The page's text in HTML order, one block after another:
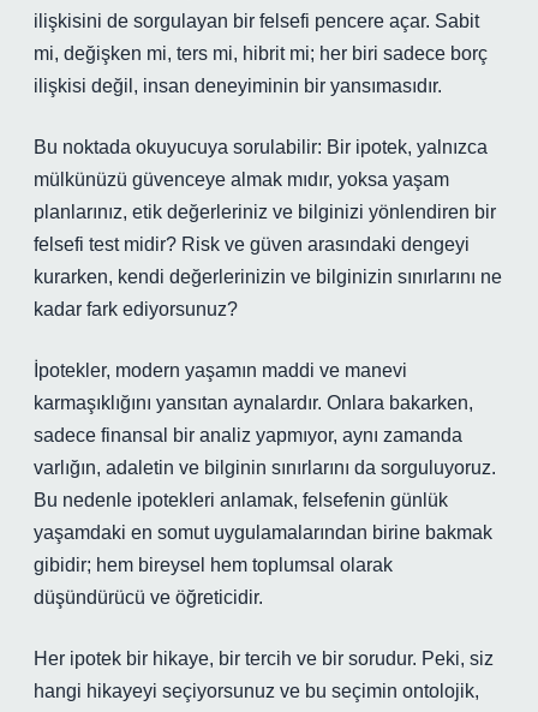
ilişkisini de sorgulayan bir felsefi pencere açar. Sabit
mi, değişken mi, ters mi, hibrit mi; her biri sadece borç
ilişkisi değil, insan deneyiminin bir yansımasıdır.
Bu noktada okuyucuya sorulabilir: Bir ipotek, yalnızca
mülkünüzü güvenceye almak mıdır, yoksa yaşam
planlarınız, etik değerleriniz ve bilginizi yönlendiren bir
felsefi test midir? Risk ve güven arasındaki dengeyi
kurarken, kendi değerlerinizin ve bilginizin sınırlarını ne
kadar fark ediyorsunuz?
İpotekler, modern yaşamın maddi ve manevi
karmaşıklığını yansıtan aynalardır. Onlara bakarken,
sadece finansal bir analiz yapmıyor, aynı zamanda
varlığın, adaletin ve bilginin sınırlarını da sorguluyoruz.
Bu nedenle ipotekleri anlamak, felsefenin günlük
yaşamdaki en somut uygulamalarından birine bakmak
gibidir; hem bireysel hem toplumsal olarak
düşündürücü ve öğreticidir.
Her ipotek bir hikaye, bir tercih ve bir sorudur. Peki, siz
hangi hikayeyi seçiyorsunuz ve bu seçimin ontolojik,